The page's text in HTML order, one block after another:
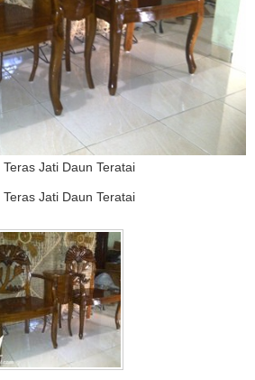
Teras Jati Daun Teratai
Teras Jati Daun Teratai